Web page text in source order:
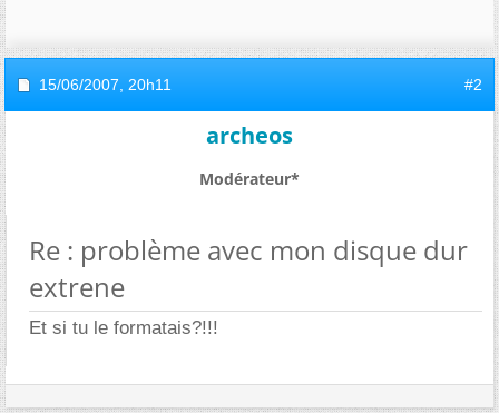
15/06/2007, 20h11 #2
archeos
Modérateur*
Re : problème avec mon disque dur
extrene
Et si tu le formatais?!!!